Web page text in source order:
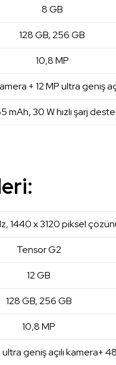
8 GB
128 GB, 256 GB
10,8 MP
+ 12 MP ultra geniş
mAh, 30 W hızlı şarj
1440 x 3120 piksel
Tensor G2
12 GB
128 GB, 256 GB
10,8 MP
geniş açılı kamera+